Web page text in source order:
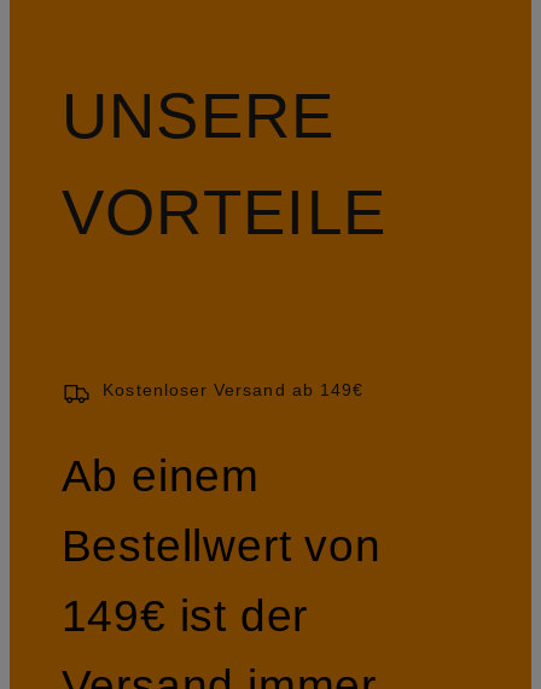
UNSERE
VORTEILE
Kostenloser Versand ab 149€
Ab einem
Bestellwert von
149€ ist der